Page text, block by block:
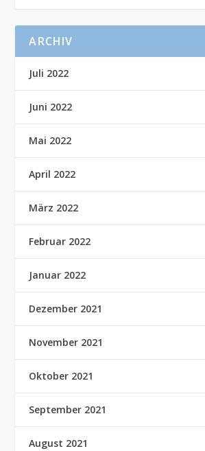
ARCHIV
Juli 2022
Juni 2022
Mai 2022
April 2022
März 2022
Februar 2022
Januar 2022
Dezember 2021
November 2021
Oktober 2021
September 2021
August 2021